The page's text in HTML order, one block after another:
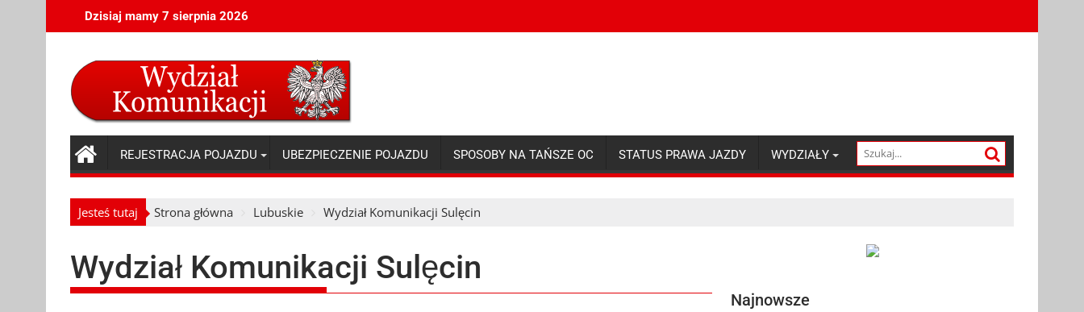
to
Dzisiaj mamy 7 sierpnia 2026
REJESTRACJA POJAZDU UBEZPIECZENIE POJAZDU SPOSOBY NA TAŃSZE OC STATUS PRAWA JAZDY WYDZIAŁY
Jesteś tutaj Strona główna Lubuskie Wydział Komunikacji Sulęcin
Wydział Komunikacji Sulęcin
Najnowsze